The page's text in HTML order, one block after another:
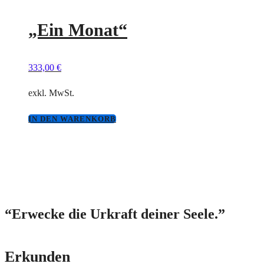
„Ein Monat“
333,00 €
exkl. MwSt.
IN DEN WARENKORB
“Erwecke die Urkraft deiner Seele.”
Erkunden